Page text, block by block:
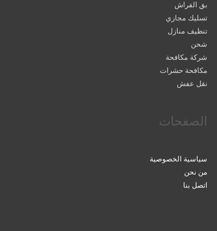
بق الفراش
تسليك مجاري
تنظيف منازل
شحن
شركة مكافحة
مكافحة حشرات
نقل عفش
الصفحات
سياسية الخصوصية
من نحن
اتصل بنا